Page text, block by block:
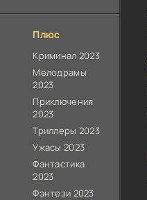
Плюс
Криминал 2023
Мелодрамы
2023
Приключения
2023
Триллеры 2023
Ужасы 2023
Фантастика
2023
Фэнтези 2023